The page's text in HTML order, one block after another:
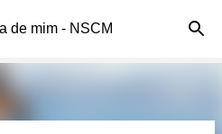
principal
de mim - NSCM